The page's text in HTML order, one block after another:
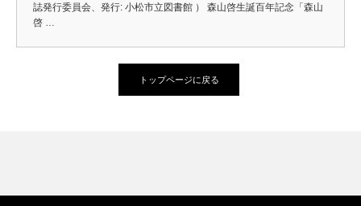
誌発行委員会、発行: 小松市立図書館 ） 森山啓生誕百年記念「森山
啓 …
トップページに戻る